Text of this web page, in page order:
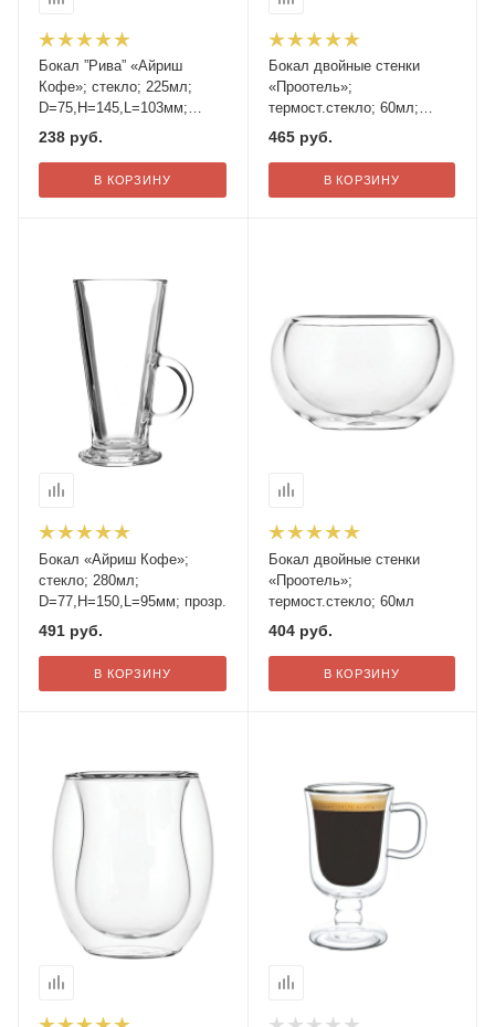
Бокал ”Рива” «Айриш
Кофе»; стекло; 225мл;
D=75,H=145,L=103мм;
прозр.
238 руб.
В КОРЗИНУ
Бокал двойные стенки
«Проотель»;
термост.стекло; 60мл;
D=5,H=5см
465руб.
В КОРЗИНУ
Бокал «Айриш Кофе»;
стекло; 280мл;
D=77,H=150,L=95мм; прозр.
491 руб.
В КОРЗИНУ
Бокал двойные стенки
«Проотель»;
термост.стекло; 60мл
404руб.
В КОРЗИНУ